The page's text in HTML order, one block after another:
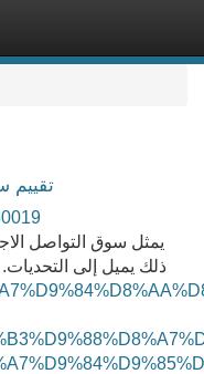
تقييم
يمثل سوق التواصل
ذلك يميل إلى